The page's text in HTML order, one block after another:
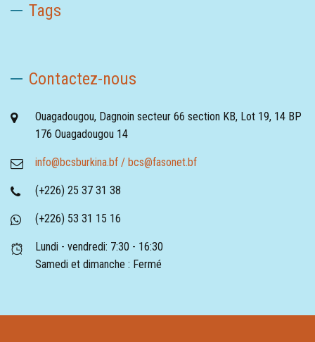
Tags
Contactez-nous
Ouagadougou, Dagnoin secteur 66 section KB, Lot 19, 14 BP
176 Ouagadougou 14
info@bcsburkina.bf / bcs@fasonet.bf
(+226) 25 37 31 38
(+226) 53 31 15 16
Lundi - vendredi: 7:30 - 16:30
Samedi et dimanche : Fermé